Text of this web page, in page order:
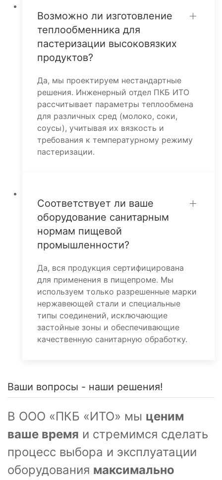
Возможно ли изготовление
теплообменника для
пастеризации высоковязких
продуктов?
Да, мы проектируем нестандартные
решения. Инженерный отдел ПКБ ИТО
рассчитывает параметры теплообмена
для различных сред (молоко, соки,
соусы), учитывая их вязкость и
требования к температурному режиму
пастеризации.
Соответствует ли ваше
оборудование санитарным
нормам пищевой
промышленности?
Да, вся продукция сертифицирована
для применения в пищепроме. Мы
используем только разрешенные марки
нержавеющей стали и специальные
типы соединений, исключающие
застойные зоны и обеспечивающие
качественную санитарную обработку.
Ваши вопросы - наши решения!
В ООО «ПКБ «ИТО» мы ценим
ваше время и стремимся сделать
процесс выбора и эксплуатации
оборудования максимально